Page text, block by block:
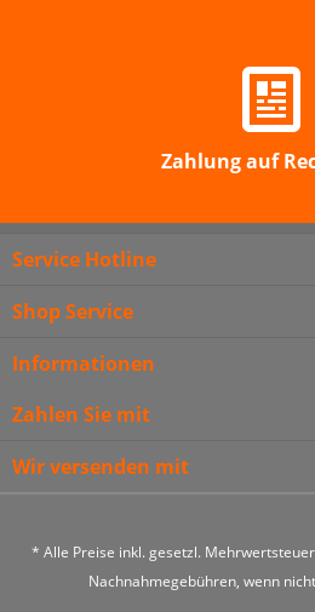
Zahlung auf
Service Hotline
Shop Service
Informationen
Zahlen Sie mit
Wir versenden mit
* Alle Preise inkl. gesetzl.
Nachnahmegebühren, wenn